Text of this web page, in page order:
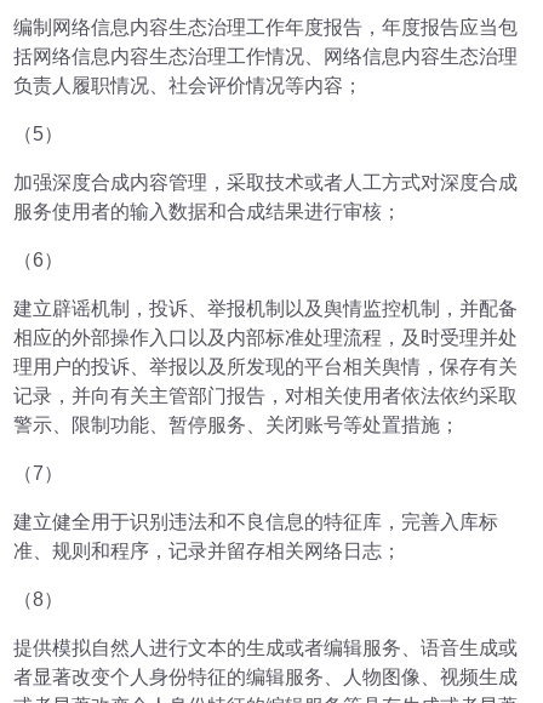
编制网络信息内容生态治理工作年度报告，年度报告应当包
括网络信息内容生态治理工作情况、网络信息内容生态治理
负责人履职情况、社会评价情况等内容；
（5）
加强深度合成内容管理，采取技术或者人工方式对深度合成
服务使用者的输入数据和合成结果进行审核；
（6）
建立辟谣机制，投诉、举报机制以及舆情监控机制，并配备
相应的外部操作入口以及内部标准处理流程，及时受理并处
理用户的投诉、举报以及所发现的平台相关舆情，保存有关
记录，并向有关主管部门报告，对相关使用者依法依约采取
警示、限制功能、暂停服务、关闭账号等处置措施；
（7）
建立健全用于识别违法和不良信息的特征库，完善入库标
准、规则和程序，记录并留存相关网络日志；
（8）
提供模拟自然人进行文本的生成或者编辑服务、语音生成或
者显著改变个人身份特征的编辑服务、人物图像、视频生成